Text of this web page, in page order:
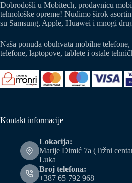
Dobrodošli u Mobitech, prodavnicu
tehnološke opreme! Nudimo širok
su Samsung, Apple, Huawei i mnogi
Naša ponuda obuhvata mobilne
telefone, laptopove, tablete i ostale
Kontakt informacije
Lokacija:
Marije Dimić 7a (Tržni
Luka
Broj telefona:
+387 65 792 968